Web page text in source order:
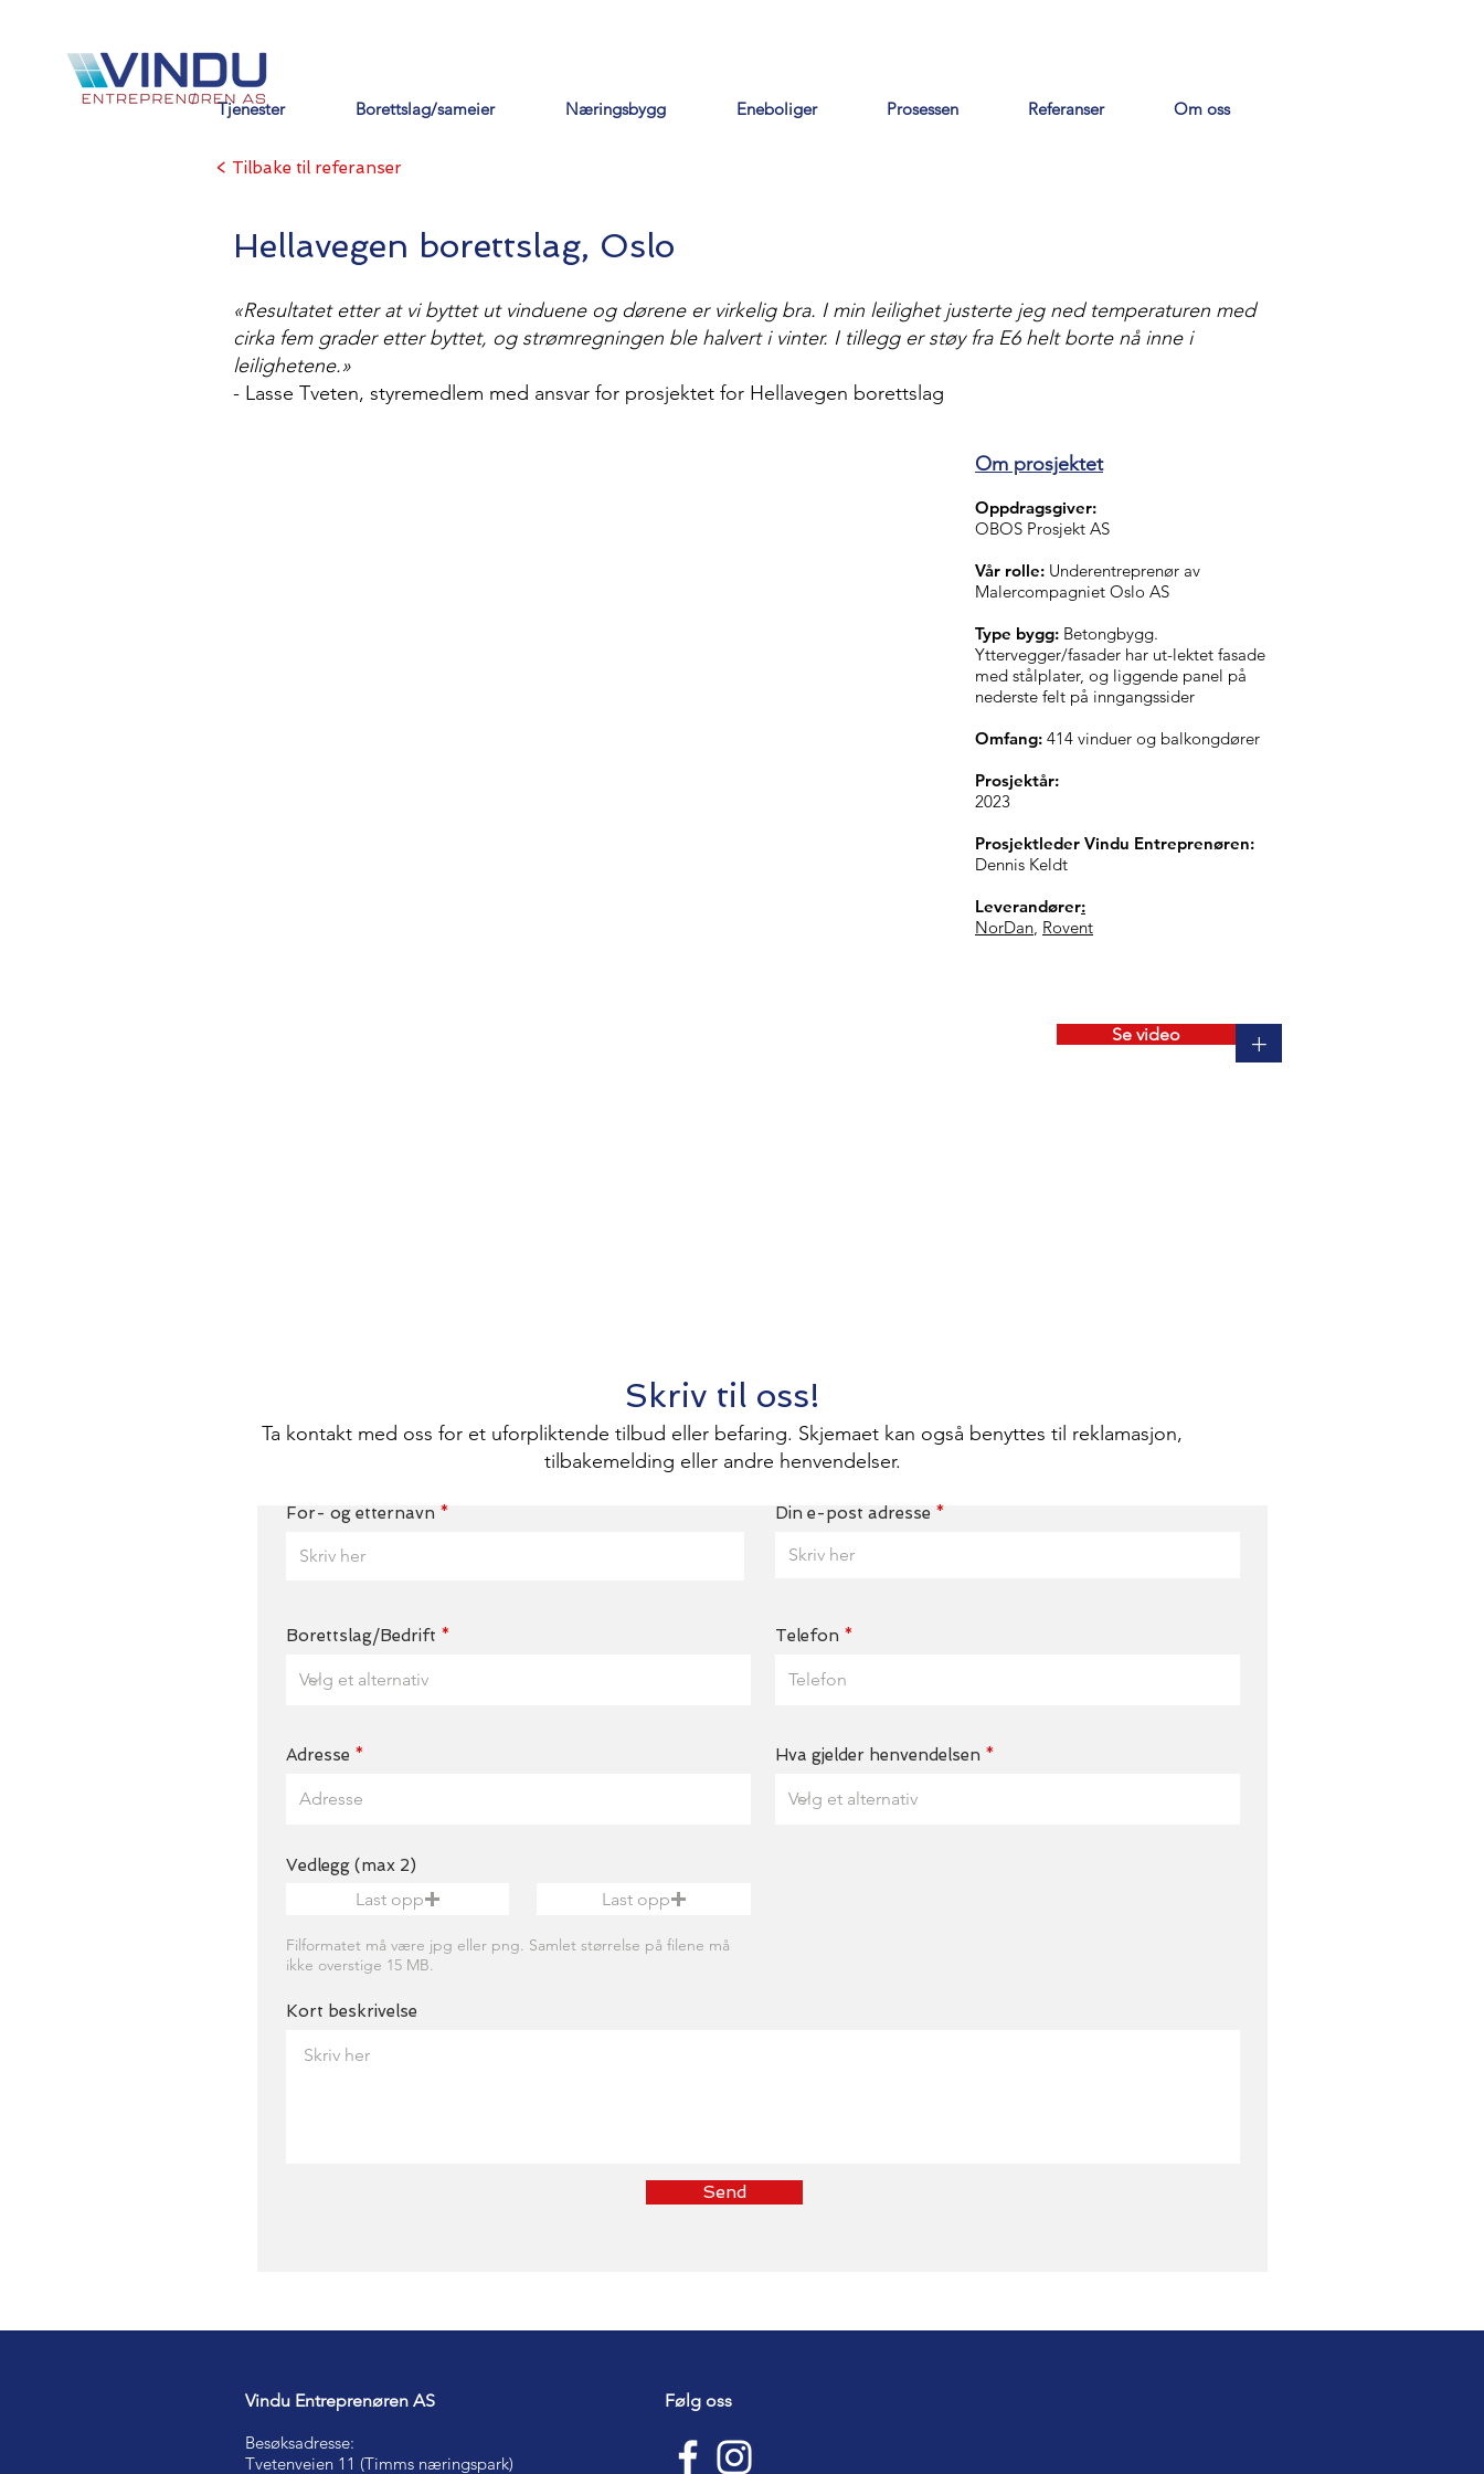
Tjenester Borettslag/sameier Næringsbygg Eneboliger Prosessen Referanser Om oss
< Tilbake til referanser
Hellavegen borettslag, Oslo
«Resultatet etter at vi byttet ut vinduene og dørene er virkelig bra. I min leilighet justerte jeg ned temperaturen med
cirka fem grader etter byttet, og strømregningen ble halvert i vinter. I tillegg er støy fra E6 helt borte nå inne i
leilighetene.»
- Lasse Tveten, styremedlem med ansvar for prosjektet for Hellavegen borettslag
Om prosjektet
Oppdragsgiver:
OBOS Prosjekt AS
Vår rolle: Underentreprenør av
Malercompagniet Oslo AS
Type bygg: Betongbygg.
Yttervegger/fasader har ut-lektet fasade
med stålplater, og liggende panel på
nederste felt på inngangssider
Omfang: 414 vinduer og balkongdører
Prosjektår:
2023
Prosjektleder Vindu Entreprenøren:
Dennis Keldt
Leverandører:
NorDan, Rovent
Se video +
Skriv til oss!
Ta kontakt med oss for et uforpliktende tilbud eller befaring. Skjemaet kan også benyttes til reklamasjon,
tilbakemelding eller andre henvendelser.
For- og etternavn Din e-post adresse
Borettslag/Bedrift Telefon
Adresse Hva gjelder henvendelsen
Vedlegg (max 2)
Last opp Last opp
Filformatet må være jpg eller png. Samlet størrelse på filene må
ikke overstige 15 MB.
Kort beskrivelse
Send
Vindu Entreprenøren AS
Besøksadresse:
Tvetenveien 11 (Timms næringspark)
Følg oss